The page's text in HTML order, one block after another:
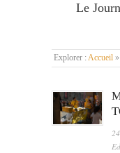
Le
Explorer : Accueil »